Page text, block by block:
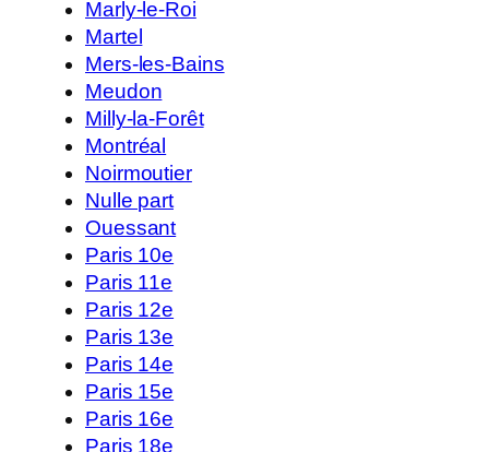
Marly-le-Roi
Martel
Mers-les-Bains
Meudon
Milly-la-Forêt
Montréal
Noirmoutier
Nulle part
Ouessant
Paris 10e
Paris 11e
Paris 12e
Paris 13e
Paris 14e
Paris 15e
Paris 16e
Paris 18e